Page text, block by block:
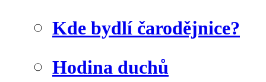
Kde bydlí čarodějnice?
Hodina duchů